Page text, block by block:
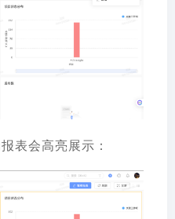
表会高亮展示：